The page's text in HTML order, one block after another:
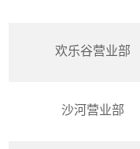
欢乐谷营业部
沙河营业部